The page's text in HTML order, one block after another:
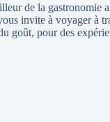
de la gastronomie
invite à voyager à
goût, pour des